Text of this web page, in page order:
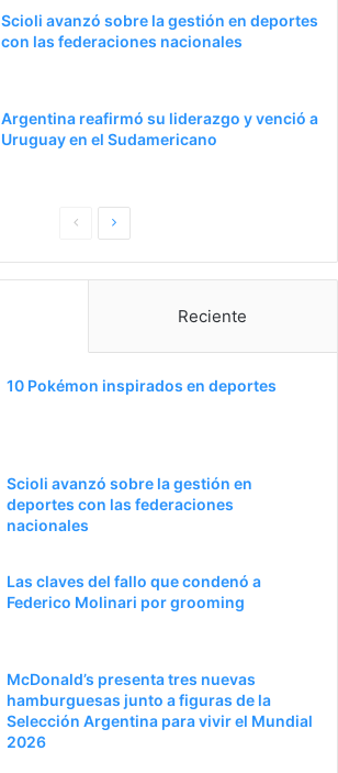
Scioli avanzó sobre la gestión en deportes
con las federaciones nacionales
Argentina reafirmó su liderazgo y venció a
Uruguay en el Sudamericano
PaginaSiguiente
Reciente
10 Pokémon inspirados en deportes
Scioli avanzó sobre la gestión en
deportes con las federaciones
nacionales
Las claves del fallo que condenó a
Federico Molinari por grooming
McDonald’s presenta tres nuevas
hamburguesas junto a figuras de la
Selección Argentina para vivir el Mundial
2026